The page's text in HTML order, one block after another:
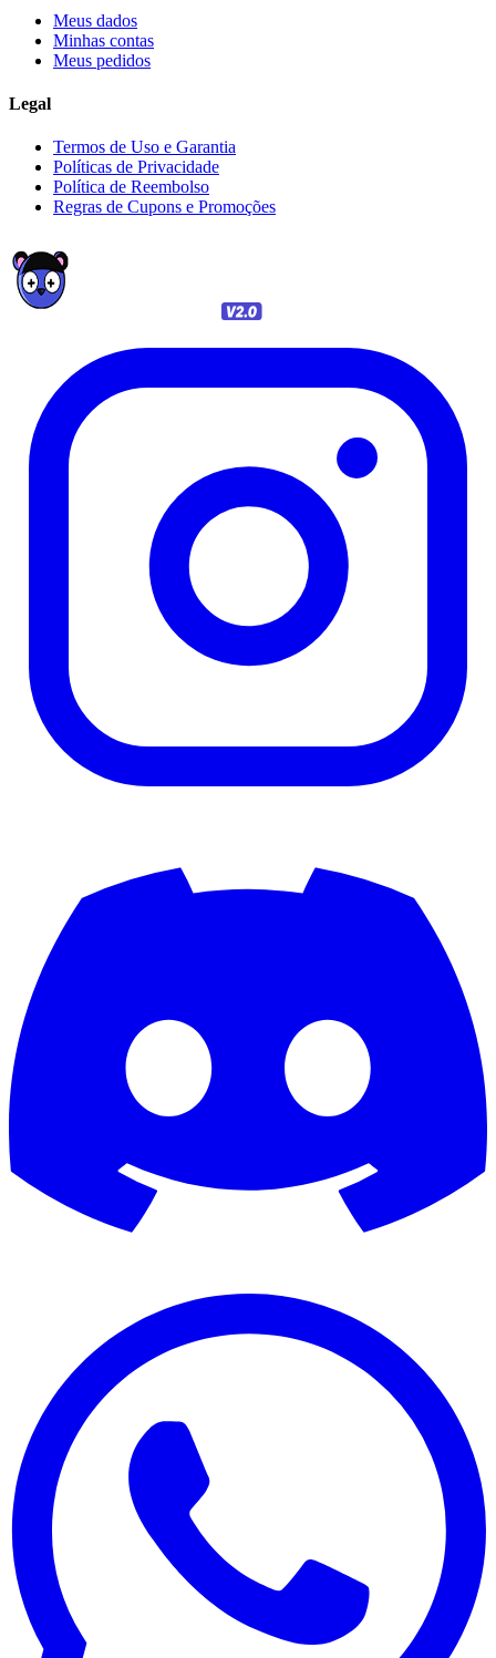
Meus dados
Minhas contas
Meus pedidos
Legal
Termos de Uso e Garantia
Políticas de Privacidade
Política de Reembolso
Regras de Cupons e Promoções